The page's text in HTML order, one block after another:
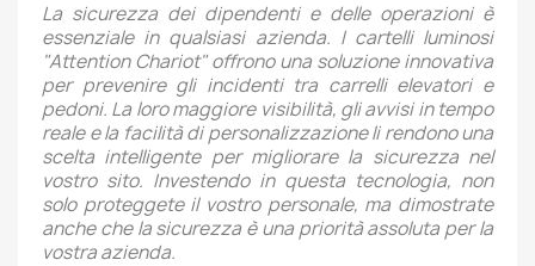
La sicurezza dei dipendenti e delle operazioni è
essenziale in qualsiasi azienda. I cartelli luminosi
"Attention Chariot" offrono una soluzione innovativa
per prevenire gli incidenti tra carrelli elevatori e
pedoni. La loro maggiore visibilità, gli avvisi in tempo
reale e la facilità di personalizzazione li rendono una
scelta intelligente per migliorare la sicurezza nel
vostro sito. Investendo in questa tecnologia, non
solo proteggete il vostro personale, ma dimostrate
anche che la sicurezza è una priorità assoluta per la
vostra azienda.